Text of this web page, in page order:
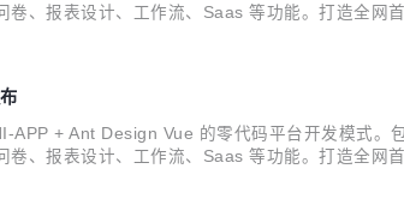
、报表设计、工作流、Saas 等功能。打造全网
+ Ant Design Vue 的零代码平台开发模式
、报表设计、工作流、Saas 等功能。打造全